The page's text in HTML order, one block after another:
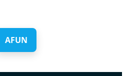
AFUN